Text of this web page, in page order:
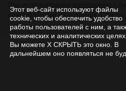
с
прямой ссылки на источник.
Список
Этот веб-сайт используют файлы
cookie, чтобы обеспечить удобство
работы пользователей с ним, а
технических и аналитических целях.
Вы можете Х СКРЫТЬ это окно. В
дальнейшем оно появляться не